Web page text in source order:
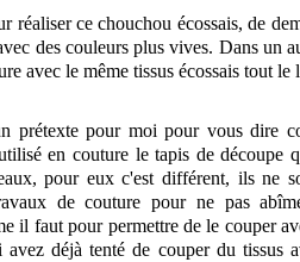
réaliser ce chouchou écossais, de
des couleurs plus vives. Dans un
avec le même tissus écossais tout
prétexte pour moi pour vous dire
en couture le tapis de découpe
pour eux c'est différent, ils ne
de couture pour ne pas
il faut pour permettre de le couper
déjà tenté de couper du tissus